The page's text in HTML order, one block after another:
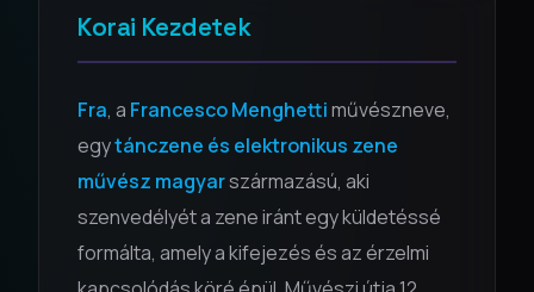
Korai Kezdetek
Fra, a Francesco Menghettiművészneve,
egytánczene és elektronikus zene
művész magyarszármazású, aki
szenvedélyét a zene iránt egy küldetéssé
formálta, amely a kifejezés és az érzelmi